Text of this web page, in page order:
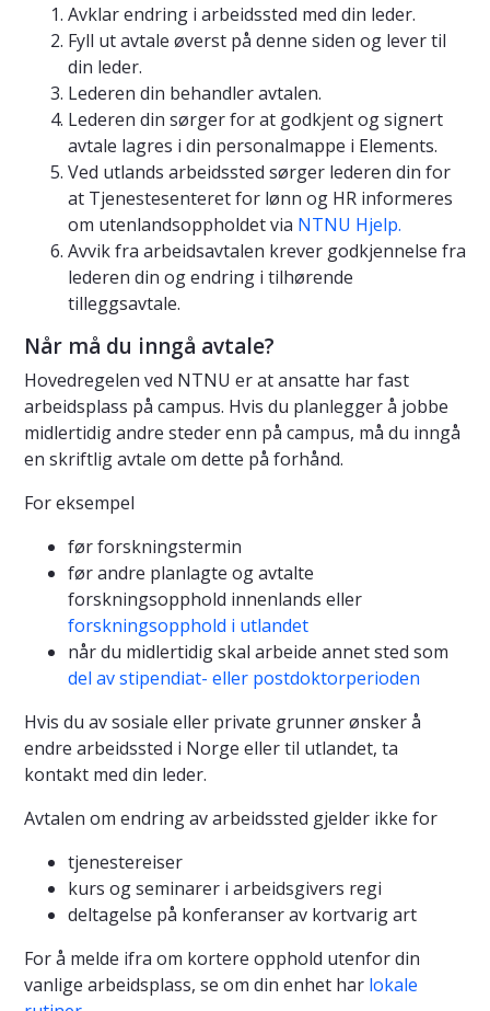
Avklar endring i arbeidssted med din leder.
Fyll ut avtale øverst på denne siden og lever til
din leder.
Lederen din behandler avtalen.
Lederen din sørger for at godkjent og signert
avtale lagres i din personalmappe i Elements.
Ved utlands arbeidssted sørger lederen din for
at Tjenestesenteret for lønn og HR informeres
om utenlandsoppholdet via NTNU Hjelp.
Avvik fra arbeidsavtalen krever godkjennelse fra
lederen din og endring i tilhørende
tilleggsavtale.
Når må du inngå avtale?
Hovedregelen ved NTNU er at ansatte har fast
arbeidsplass på campus. Hvis du planlegger å jobbe
midlertidig andre steder enn på campus, må du inngå
en skriftlig avtale om dette på forhånd.
For eksempel
førforskningstermin
før andre planlagte og avtalte
forskningsopphold innenlands eller
forskningsopphold i utlandet
når du midlertidig skal arbeide annet sted som
del av stipendiat- eller postdoktorperioden
Hvis du av sosiale eller private grunner ønsker å
endre arbeidssted i Norge eller til utlandet, ta
kontakt med din leder.
Avtalen om endring av arbeidssted gjelder ikke for
tjenestereiser
kurs og seminarer i arbeidsgivers regi
deltagelse på konferanser av kortvarig art
For å melde ifra om kortere opphold utenfor din
vanlige arbeidsplass, se om din enhet har lokale